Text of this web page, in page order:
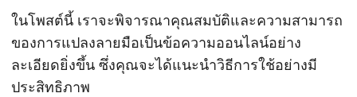
ในโพสต์นี้ เราจะพิจารณาคุณสมบัติและความสามารถ
ของการแปลงลายมือเป็นข้อความออนไลน์อย่าง
ละเอียดยิ่งขึ้น ซึ่งคุณจะได้แนะนำวิธีการใช้อย่างมี
ประสิทธิภาพ